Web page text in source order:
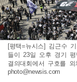
[평택=뉴시스] 김근수
들이 23일 오후 경기
결의대회에서 구호를
photo@newsis.com